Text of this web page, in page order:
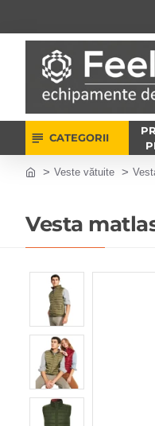
CATEGORII
Veste vătuite
Vesta